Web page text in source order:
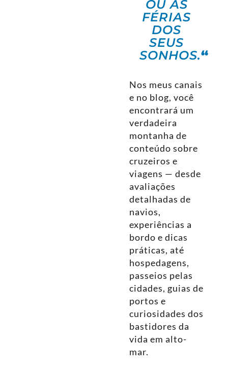
OU AS
FÉRIAS
DOS
SEUS
SONHOS.“
Nos meus canais
e no blog, você
encontrará um
verdadeira
montanha de
conteúdo sobre
cruzeiros e
viagens — desde
avaliações
detalhadas de
navios,
experiências a
bordo e dicas
práticas, até
hospedagens,
passeios pelas
cidades, guias de
portos e
curiosidades dos
bastidores da
vida em alto-
mar.